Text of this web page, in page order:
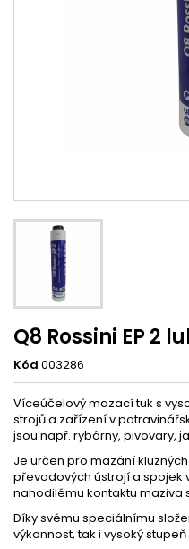
Q8 Rossini EP 2
Kód 003286
Víceúčelový mazací tuk s
strojů a zařízení v
jsou např. rybárny, pivovary,
Je určen pro mazání
převodových ústrojí a spojek
nahodilému kontaktu maziva
Díky svému speciálnímu
výkonnost, tak i vysoký